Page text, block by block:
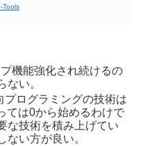
Tools
機能強化され続けるの
ない。
ログラミングの技術は
ては0から始めるわけで
な技術を積み上げてい
ない方が良い。